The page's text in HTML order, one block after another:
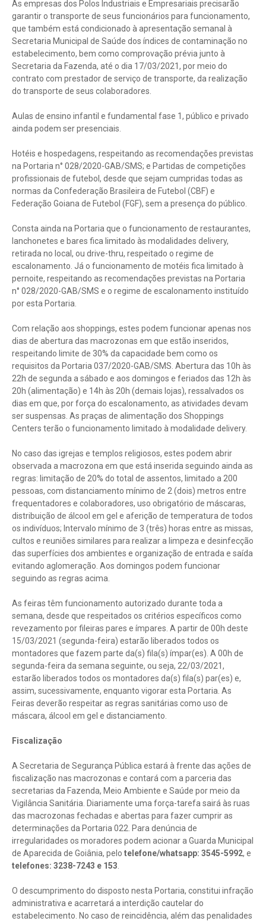
As empresas dos Polos Industriais e Empresariais precisarão
garantir o transporte de seus funcionários para funcionamento,
que também está condicionado à apresentação semanal à
Secretaria Municipal de Saúde dos índices de contaminação no
estabelecimento, bem como comprovação prévia junto à
Secretaria da Fazenda, até o dia 17/03/2021, por meio do
contrato com prestador de serviço de transporte, da realização
do transporte de seus colaboradores.
Aulas de ensino infantil e fundamental fase 1, público e privado
ainda podem ser presenciais.
Hotéis e hospedagens, respeitando as recomendações previstas
na Portaria n° 028/2020-GAB/SMS; e Partidas de competições
profissionais de futebol, desde que sejam cumpridas todas as
normas da Confederação Brasileira de Futebol (CBF) e
Federação Goiana de Futebol (FGF), sem a presença do público.
Consta ainda na Portaria que o funcionamento de restaurantes,
lanchonetes e bares fica limitado às modalidades delivery,
retirada no local, ou drive-thru, respeitado o regime de
escalonamento. Já o funcionamento de motéis fica limitado à
pernoite, respeitando as recomendações previstas na Portaria
n° 028/2020-GAB/SMS e o regime de escalonamento instituído
por esta Portaria.
Com relação aos shoppings, estes podem funcionar apenas nos
dias de abertura das macrozonas em que estão inseridos,
respeitando limite de 30% da capacidade bem como os
requisitos da Portaria 037/2020-GAB/SMS. Abertura das 10h às
22h de segunda a sábado e aos domingos e feriados das 12h às
20h (alimentação) e 14h às 20h (demais lojas), ressalvados os
dias em que, por força do escalonamento, as atividades devam
ser suspensas. As praças de alimentação dos Shoppings
Centers terão o funcionamento limitado à modalidade delivery.
No caso das igrejas e templos religiosos, estes podem abrir
observada a macrozona em que está inserida seguindo ainda as
regras: limitação de 20% do total de assentos, limitado a 200
pessoas, com distanciamento mínimo de 2 (dois) metros entre
frequentadores e colaboradores, uso obrigatório de máscaras,
distribuição de álcool em gel e aferição de temperatura de todos
os indivíduos; Intervalo mínimo de 3 (três) horas entre as missas,
cultos e reuniões similares para realizar a limpeza e desinfecção
das superfícies dos ambientes e organização de entrada e saída
evitando aglomeração. Aos domingos podem funcionar
seguindo as regras acima.
As feiras têm funcionamento autorizado durante toda a
semana, desde que respeitados os critérios específicos como
revezamento por fileiras pares e ímpares. A partir de 00h deste
15/03/2021 (segunda-feira) estarão liberados todos os
montadores que fazem parte da(s) fila(s) ímpar(es). A 00h de
segunda-feira da semana seguinte, ou seja, 22/03/2021,
estarão liberados todos os montadores da(s) fila(s) par(es) e,
assim, sucessivamente, enquanto vigorar esta Portaria. As
Feiras deverão respeitar as regras sanitárias como uso de
máscara, álcool em gel e distanciamento.
Fiscalização
A Secretaria de Segurança Pública estará à frente das ações de
fiscalização nas macrozonas e contará com a parceria das
secretarias da Fazenda, Meio Ambiente e Saúde por meio da
Vigilância Sanitária. Diariamente uma força-tarefa sairá às ruas
das macrozonas fechadas e abertas para fazer cumprir as
determinações da Portaria 022. Para denúncia de
irregularidades os moradores podem acionar a Guarda Municipal
de Aparecida de Goiânia, pelo telefone/whatsapp: 3545-5992, e
telefones: 3238-7243 e 153
O descumprimento do disposto nesta Portaria, constitui infração
administrativa e acarretará a interdição cautelar do
estabelecimento. No caso de reincidência, além das penalidades